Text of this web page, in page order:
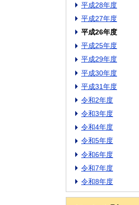
平成28年度
平成27年度
平成26年度
平成25年度
平成29年度
平成30年度
平成31年度
令和2年度
令和3年度
令和4年度
令和5年度
令和6年度
令和7年度
令和8年度